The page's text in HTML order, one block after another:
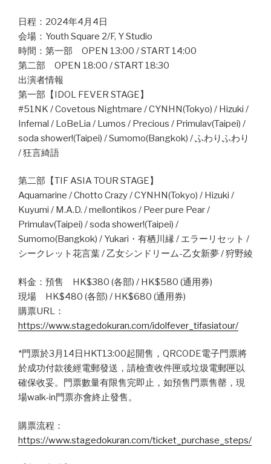
日程：2024年4月4日
会場：Youth Square 2/F, Y Studio
時間：第一部 OPEN 13:00 / START 14:00
第二部 OPEN 18:00 / START 18:30
出演者情報
第一部【IDOL FEVER STAGE】
#51NK / Covetous Nightmare / CYNHN(Tokyo) / Hizuki /
Infernal / LoBeLia / Lumos / Precious / Primulav(Taipei) /
soda shower!(Taipei) / Sumomo(Bangkok) / ふわりふわり
/ 狂言綺語
第二部【TIF ASIA TOUR STAGE】
Aquamarine / Chotto Crazy / CYNHN(Tokyo) / Hizuki /
Kuyumi / M.A.D. / mellontikos / Peer pure Pear /
Primulav(Taipei) / soda shower!(Taipei) /
Sumomo(Bangkok) / Yukari・有栖川縁 / エラーリセット /
シークレット花言葉 / 乙女シンドリーム-乙女新夢 / 狩野綾
料金：預售 HK$380 (各部) / HK$580 (通用券)
現場 HK$480 (各部) / HK$680 (通用券)
購票URL：
https://www.stagedokuran.com/idolfever_tifasiatour/
*門票於3月14日HKT13:00起開售，QRCODE電子門票將
於成功付款後經電郵發送，請檢查收件匣或垃圾電郵匣以
確保收妥。門票數量有限售完即止，如預售門票售罄，現
場walk-in門票亦會終止發售。
購票流程：
https://www.stagedokuran.com/ticket_purchase_steps/